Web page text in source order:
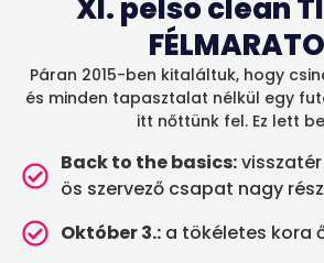
XI. pelso clean
Páran 2015-ben kitaláltuk, hogy
és minden tapasztalat nélkül egy
itt nőttünk fel. Ez lett
Back to the basics:
ös szervező csapat nagy
Október 3.: a tökéletes kora